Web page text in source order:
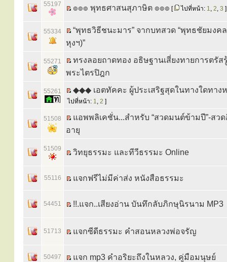
55197 ๏๏๏ พุทธศาสนสุภาษิต ๏๏๏ [ ไปที่หน้า: 1, 2, 3 ]
55334
“พุทธวิธีชนะมาร” จากบทสวด “พุทธชัยมงค
หุงฯ)”
55271
ทรงลอยถาดทอง อธิษฐานเสี่ยงทายการตรัส
พระไตรปิฎก
55261 ◆◆◆ เอตทัคคะ ผู้ประเสริฐสุดในทางใดทา
ไปที่หน้า: 1, 2 ]
51508
แอพพลิเคชั่น...สำหรับ “สวดมนต์ข้ามปี”-สวด
อายุ
51509 วิทยุธรรมะ และทีวีธรรมะ Online
55116 แจกฟรีไม่มีค่าส่ง หนังสือธรรมะ
54451 !!.แจก..เสียงอ่าน บันทึกลับภิกษุนิรนาม MP3
51713 แจกซีดีธรรมะ คำสอนหลวงพ่อจรัญ
50497 แจก mp3 คำอริยะถึงในหลวง, คู่มือมนุษย์